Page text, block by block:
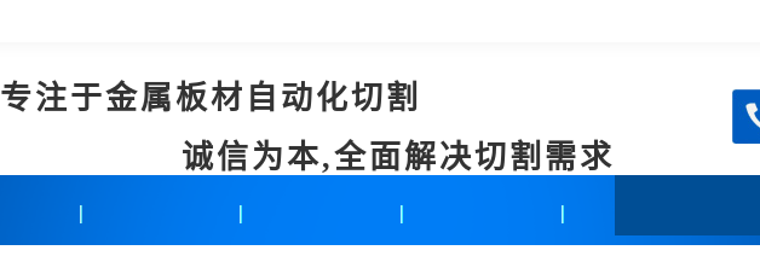
专注于金属板材自动化切割
诚信为本,全面解决切割需求